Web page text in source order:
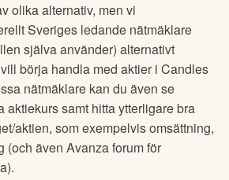
olika alternativ, men vi
Sveriges ledande nätmäklare
själva använder) alternativt
börja handla med aktier iCandles
nätmäklare kan du även se
aktiekurs samt hitta ytterligare bra
aktien, som exempelvis omsättning,
(och även Avanza forum för